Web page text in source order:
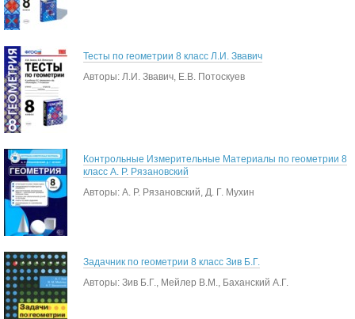
Тесты по геометрии 8 класс Л.И. Звавич
Авторы: Л.И. Звавич, Е.В. Потоскуев
Контрольные Измерительные Материалы по геометрии 8
класс А. Р. Рязановский
Авторы: А. Р. Рязановский, Д. Г. Мухин
Задачник по геометрии 8 класс Зив Б.Г.
Авторы: Зив Б.Г., Мейлер В.М., Баханский А.Г.